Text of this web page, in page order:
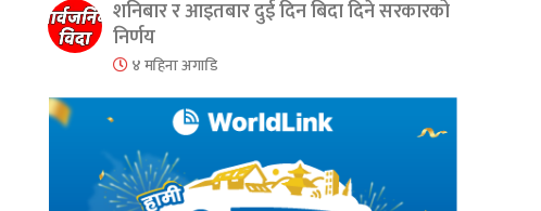
शनिबार र आइतबार दुई दिन बिदा दिने सरकारको
निर्णय
४ महिना अगाडि